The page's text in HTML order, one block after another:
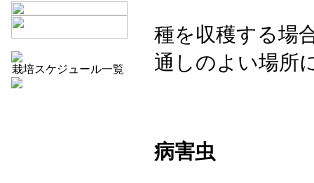
栽培スケジュール一覧
種を収穫する場
通しのよい場所
病害虫